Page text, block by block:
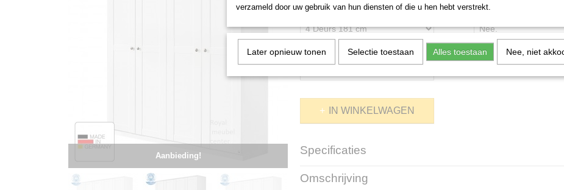
Aanbieding!
Selecteer kledingkast maat Wilt u ook extra planken
Aantal
IN WINKELWAGEN
Specificaties
Productcode
Omschrijving
verzameld door uw gebruik van hun diensten of die u hen hebt verstrekt.
Later opnieuw tonen Selectie toestaan Alles toestaan Nee, niet